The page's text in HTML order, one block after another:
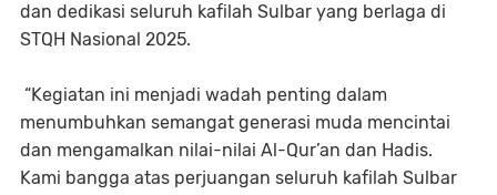
dan dedikasi seluruh kafilah Sulbar yang berlaga di
STQH Nasional 2025.
“Kegiatan ini menjadi wadah penting dalam
menumbuhkan semangat generasi muda mencintai
dan mengamalkan nilai-nilai Al-Qur’an dan Hadis.
Kami bangga atas perjuangan seluruh kafilah Sulbar